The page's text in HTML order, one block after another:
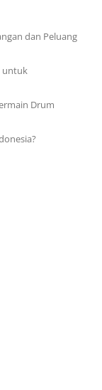
dan Peluang
untuk
Drum